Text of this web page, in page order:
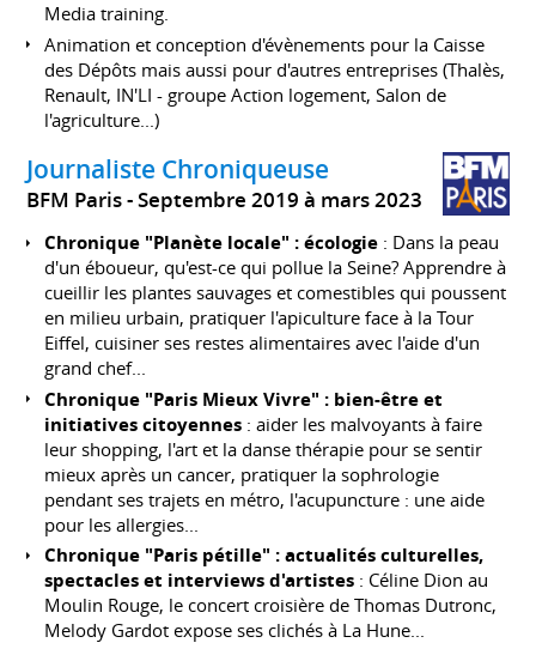
Media training.
Animation et conception d'évènements pour la Caisse
des Dépôts mais aussi pour d'autres entreprises (Thalès,
Renault, IN'LI - groupe Action logement, Salon de
l'agriculture...)
Journaliste Chroniqueuse
BFM Paris Septembre 2019 à mars 2023
Chronique "Planète locale" : écologie : Dans la peau
d'un éboueur, qu'est-ce qui pollue la Seine? Apprendre à
cueillir les plantes sauvages et comestibles qui poussent
en milieu urbain, pratiquer l'apiculture face à la Tour
Eiffel, cuisiner ses restes alimentaires avec l'aide d'un
grand chef...
Chronique "Paris Mieux Vivre" : bien-être et
initiatives citoyennes : aider les malvoyants à faire
leur shopping, l'art et la danse thérapie pour se sentir
mieux après un cancer, pratiquer la sophrologie
pendant ses trajets en métro, l'acupuncture : une aide
pour les allergies...
Chronique "Paris pétille" : actualités culturelles,
spectacles et interviews d'artistes : Céline Dion au
Moulin Rouge, le concert croisière de Thomas Dutronc,
Melody Gardot expose ses clichés à La Hune...